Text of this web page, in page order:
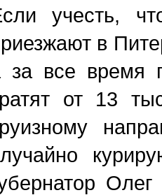
учесть,
в
за все время
от 13